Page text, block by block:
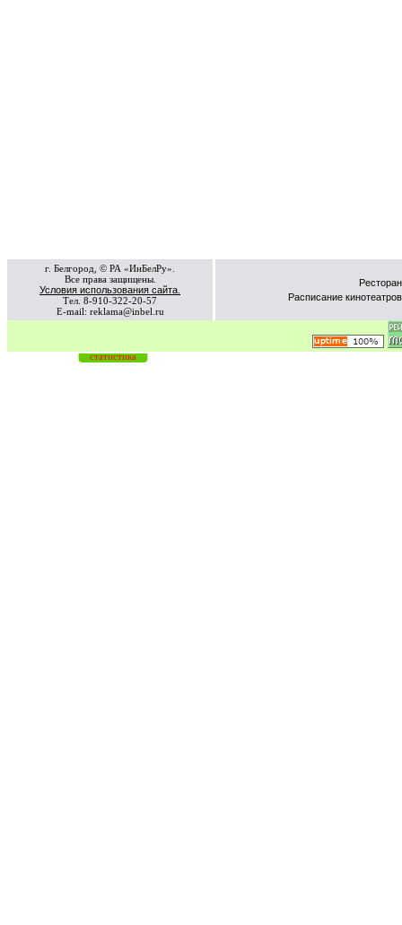
г. Белгород, © РА «ИнБелРу».
Все права защищены.
Условия использования сайта.
Тел. 8-910-322-20-57
E-mail: reklama@inbel.ru
Расписание кинотеатров
статистика